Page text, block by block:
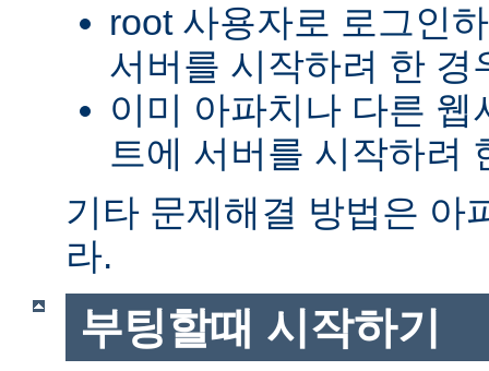
root 사용자로 로그인
서버를 시작하려 한 경
이미 아파치나 다른
트에 서버를 시작하려
기타 문제해결 방법은 아
라.
부팅할때 시작하기